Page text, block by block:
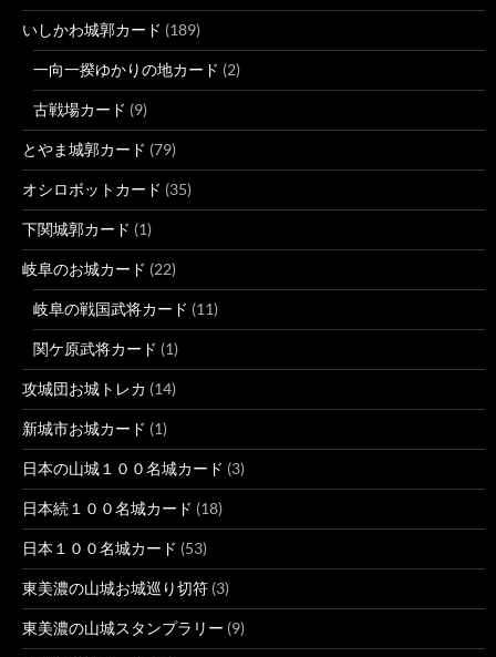
いしかわ城郭カード (189)
一向一揆ゆかりの地カード (2)
古戦場カード (9)
とやま城郭カード (79)
オシロボットカード (35)
下関城郭カード (1)
岐阜のお城カード (22)
岐阜の戦国武将カード (11)
関ケ原武将カード (1)
攻城団お城トレカ (14)
新城市お城カード (1)
日本の山城１００名城カード (3)
日本続１００名城カード (18)
日本１００名城カード (53)
東美濃の山城お城巡り切符 (3)
東美濃の山城スタンプラリー (9)